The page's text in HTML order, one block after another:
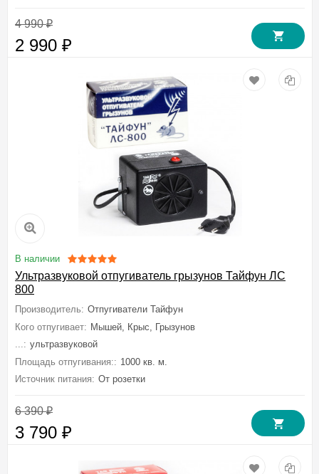
4 990₽
2 990 ₽
В наличии
Ультразвуковой отпугиватель грызунов Тайфун ЛС
800
Производитель: Отпугиватели Тайфун
Кого отпугивает: Мышей, Крыс, Грызунов
...: ультразвуковой
Площадь отпугивания:: 1000 кв. м.
Источник питания: От розетки
6 390₽
3 790 ₽